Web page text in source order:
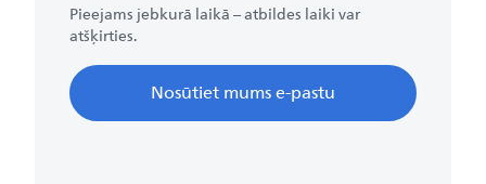
Pieejams jebkurā laikā – atbildes laiki var
atšķirties.
Nosūtiet mums e-pastu